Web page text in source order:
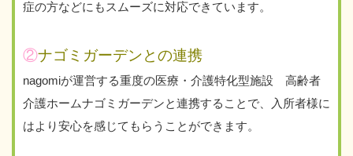
症の方などにもスムーズに対応できています。
②ナゴミガーデンとの連携
nagomiが運営する重度の医療・介護特化型施設 高齢者
介護ホームナゴミガーデンと連携することで、入所者様に
はより安心を感じてもらうことができます。